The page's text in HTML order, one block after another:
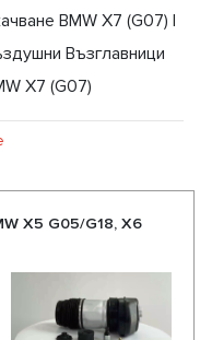
BMW X7 (G07) |
Възглавници
X7 (G07)
проходимост
„БМВ“, произвеждан
в серията от 7
марката и при
в историята
X5 G05/G18, X6